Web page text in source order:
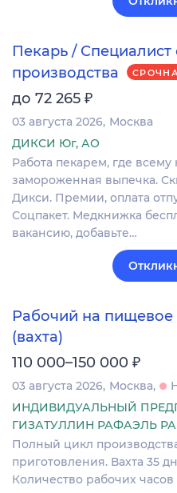
Пекарь / Специалист
производства
до 72 265 ₽
03 августа 2026 Москва
ДИКСИ Юг, АО
Работа пекарем, где всему
замороженная выпечка.
Дикси. Премии, оплата
Соцпакет. Медкнижка
вакансию, добавьте…
Рабочий на пищевое
(вахта)
110 000–150 000 ₽
03 августа 2026 Москва
ИНДИВИДУАЛЬНЫЙ
ГИЗАТУЛЛИН РАФАЭЛЬ
Полный цикл
приготовления. Вахта 35
Количество рабочих часов